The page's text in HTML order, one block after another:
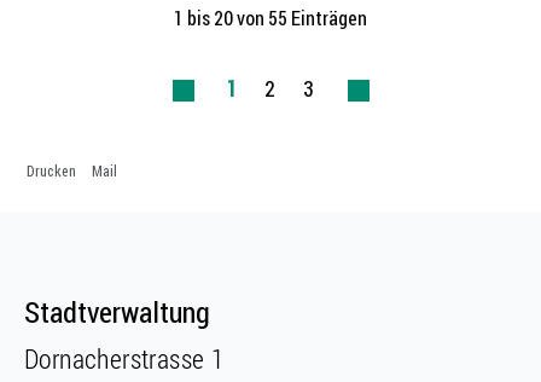
1 bis 20 von 55 Einträgen
1 2 3
Drucken Mail
Fusszeile
Stadtverwaltung
Dornacherstrasse 1